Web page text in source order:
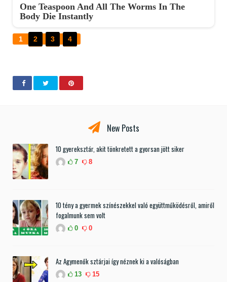
One Teaspoon And All The Worms In The
Body Die Instantly
1 2 3 4
New Posts
10 gyereksztár, akit tönkretett a gyorsan jött siker
7 8
10 tény a gyermek színészekkel való együttműködésről, amiről
fogalmunk sem volt
0 0
Az Agymenők sztárjai így néznek ki a valóságban
13 15